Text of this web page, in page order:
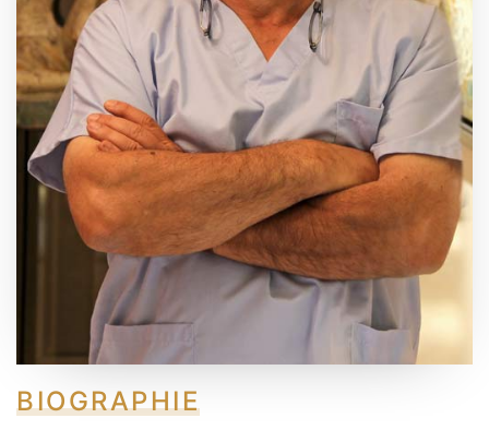
BIOGRAPHIE